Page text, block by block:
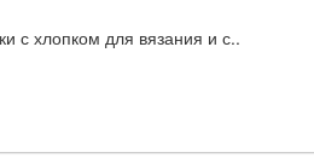
с хлопком для вязания и с..